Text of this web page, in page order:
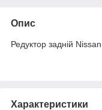
Опис
Редуктор задній
Характеристики